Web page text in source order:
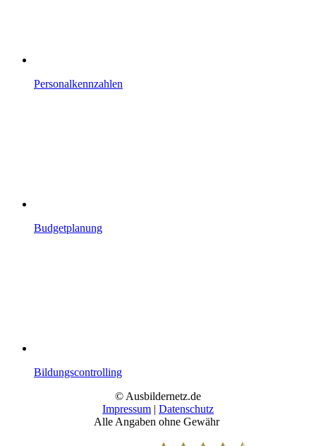
Personalkennzahlen
Budgetplanung
Bildungscontrolling
© Ausbildernetz.de
Impressum | Datenschutz
Alle Angaben ohne Gewähr